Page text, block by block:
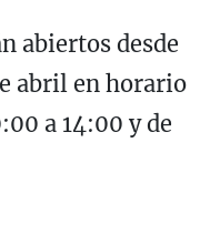
abiertos desde
abril en horario
a 14:00 y de